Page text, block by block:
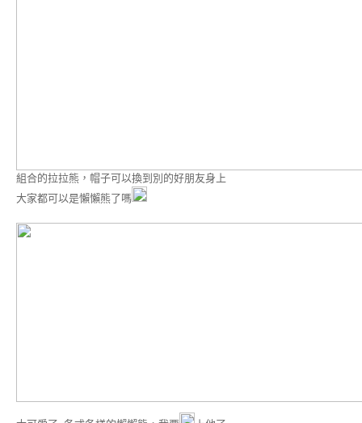
組合的拉拉熊，帽子可以換到別的好朋友身上
大家都可以是懶懶熊了嗎